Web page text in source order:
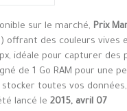
sur le marché, Prix
offrant des couleurs
idéale pour capturer
de 1 Go RAM pour une
toutes vos
lancé le 2015, avril 07